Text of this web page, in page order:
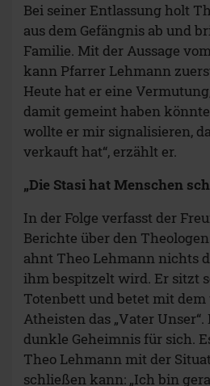
Bei seiner Entlassung holt
aus dem Gefängnis ab und
Familie. Mit der Aussage
kann Pfarrer Lehmann
Heute hat er eine
damit gemeint haben
wollte er mir signalisieren,
verkauft hat“, erzählt er.
„Die Stasi hat Menschen
In der Folge verfasst der
Berichte über den
ahnt Theo Lehmann nichts
ihm bespitzelt wird. Er sitzt
Totenbett und betet mit
Atheisten das „Vater
dunkle Geheimnis für sich.
Theo Lehmann mit der
schließen kann: „Ich bin